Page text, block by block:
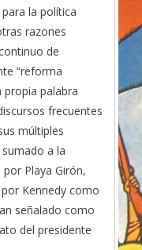
la política
razones
de
“reforma
propia palabra
frecuentes
múltiples
a la
Playa Girón,
Kennedy como
señalado como
del presidente